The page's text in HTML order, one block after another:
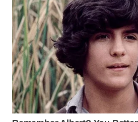
WN
KUNINGAN
WN
MAJALENGKA
WN
SUBANG